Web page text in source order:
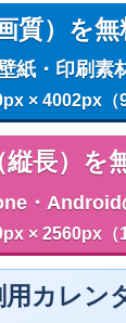
質）を
紙・印刷素
× 4002px（
長）を
・Android
× 2560px（
カレン